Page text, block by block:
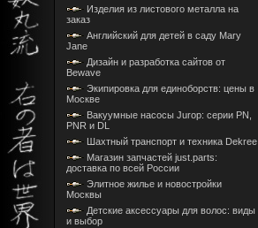
Изделия из листового металла на
заказ
Английский для детей в саду Mary
Jane
Дизайн и разработка сайтов от
Bewave
Экипировка для единоборств: цены в
Москве
Вакуумные насосы Jurop: серии PN,
PNR и DL
Шахтный транспорт и техника Dekree
Магазин запчастей just.parts:
доставка по всей России
Элитное жилье и новостройки
Москвы
Детские аксессуары для волос: виды
и выбор